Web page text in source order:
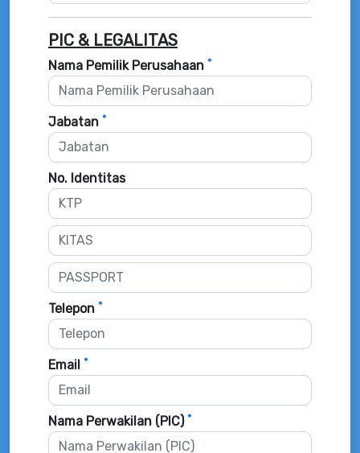
PIC & LEGALITAS
Nama Pemilik Perusahaan *
Jabatan *
No. Identitas
Telepon *
Email *
Nama Perwakilan (PIC) *